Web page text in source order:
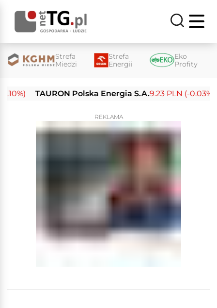
Strefa
Miedzi
Strefa
Energii
Eko
Profity
TAURON Polska Energia S.A.9.23 PLN (-0.03%)
REKLAMA